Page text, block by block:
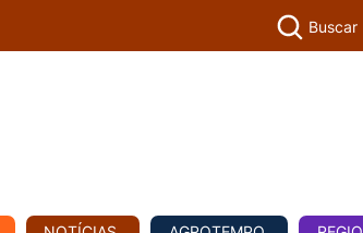
Buscar